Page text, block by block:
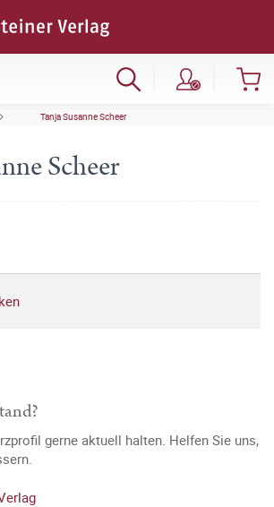
Tanja Susanne Scheer
Scheer
gerne aktuell halten. Helfen Sie uns,